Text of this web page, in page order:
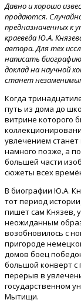
Давно и хорошо
продаются.
предназначенных к
краеведа Ю.А.
автора. Для тех
написать биографию
доклад на научной
станет
Когда
путь из дома до
витрине которого
увлечением
намного позже, а
большей части
сюжеты всех
В биографии Ю.А.
тот период
пишет сам Князев,
неожиданным
возобновилось с
пригороде
домов боец
большой конверт с
перерыв в
государственном
Мытищи.